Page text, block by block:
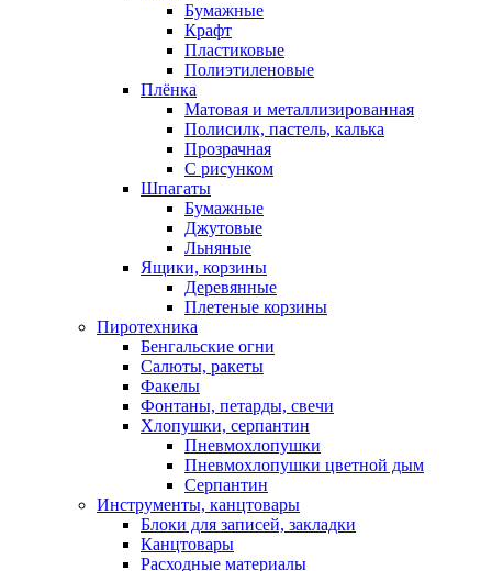
Бумажные
Крафт
Пластиковые
Полиэтиленовые
Плёнка
Матовая и металлизированная
Полисилк, пастель, калька
Прозрачная
С рисунком
Шпагаты
Бумажные
Джутовые
Льняные
Ящики, корзины
Деревянные
Плетеные корзины
Пиротехника
Бенгальские огни
Салюты, ракеты
Факелы
Фонтаны, петарды, свечи
Хлопушки, серпантин
Пневмохлопушки
Пневмохлопушки цветной дым
Серпантин
Инструменты, канцтовары
Блоки для записей, закладки
Канцтовары
Расходные материалы